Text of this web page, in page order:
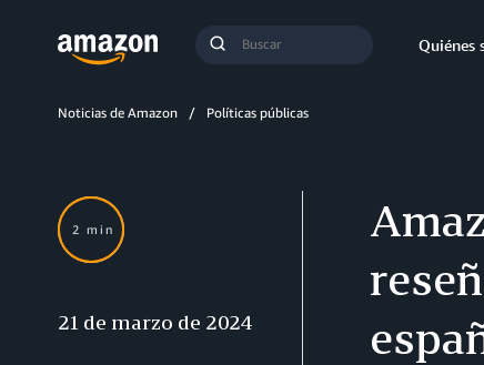
Enviar
Quiénes
Noticias de Amazon Políticas públicas
2 min
21 de marzo de 2024